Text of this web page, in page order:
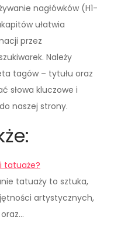
nagłówków (H1-
ułatwia
przez
Należy
tagów – tytułu oraz
słowa kluczowe i
naszej strony.
tatuaże?
tatuaży to sztuka,
artystycznych,